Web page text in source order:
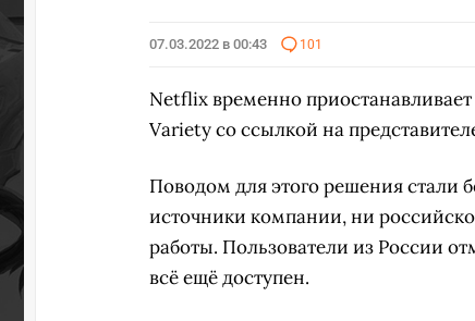
07.03.2022 в 00:43 101
Netflix временно
Variety со ссылкой на
Поводом для этого решения стали
источники компании, ни
работы. Пользователи из России
всё ещё доступен.